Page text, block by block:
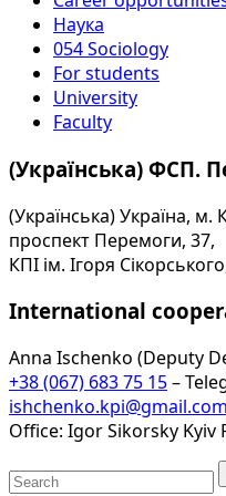
Наука
054 Sociology
For students
University
Faculty
(Українська) ФСП.
(Українська) Україна, м.
проспект Перемоги, 37,
КПІ ім. Ігоря
International
Anna Ischenko (Deputy
+38 (067) 683 75 15–
ishchenko.kpi@gmail.com
Office: Igor Sikorsky